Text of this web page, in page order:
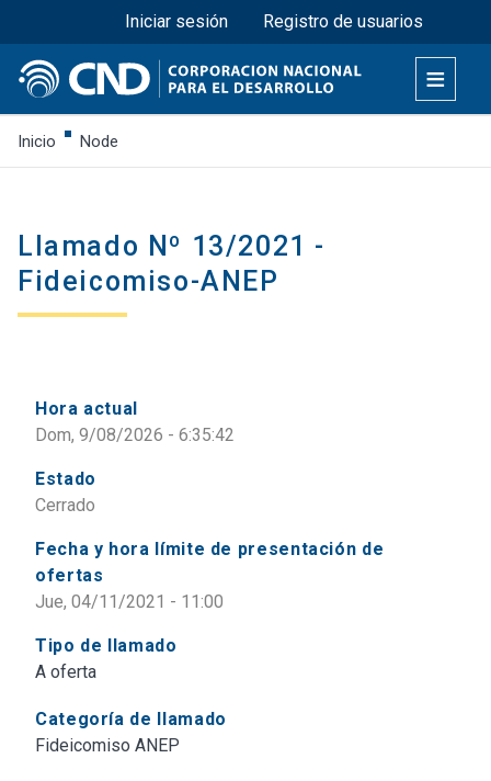
Pasar
al
contenido
principal
Menú superior
Iniciar sesión Registro de usuarios
Inicio Node
Llamado Nº 13/2021 -
Fideicomiso-ANEP
Hora actual
Dom, 9/08/2026 - 6:35:42
Estado
Cerrado
Fecha y hora límite de presentación de
ofertas
Jue, 04/11/2021 - 11:00
Tipo de llamado
A oferta
Categoría de llamado
Fideicomiso ANEP